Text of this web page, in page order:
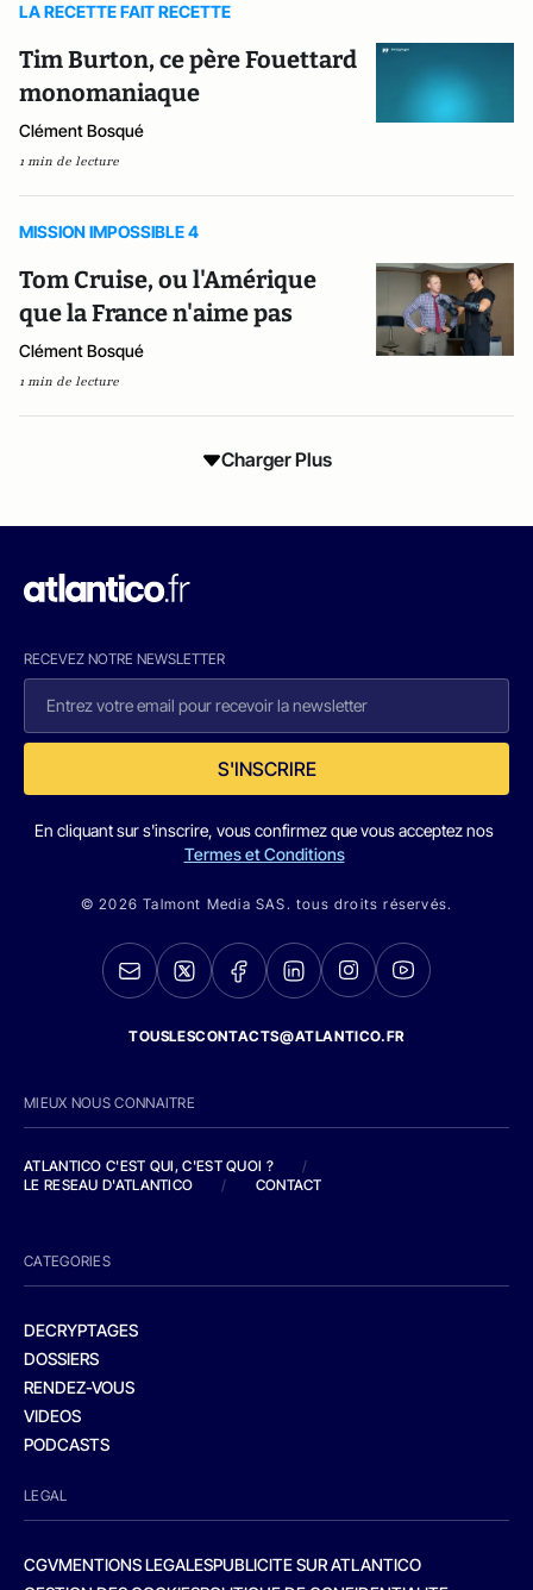
LA RECETTE FAIT RECETTE
Tim Burton, ce père Fouettard
monomaniaque
Clément Bosqué
1 min de lecture
MISSION IMPOSSIBLE 4
Tom Cruise, ou l'Amérique
que la France n'aime pas
Clément Bosqué
1 min de lecture
Charger Plus
RECEVEZ NOTRE NEWSLETTER
S'INSCRIRE
En cliquant sur s'inscrire, vous confirmez que vous acceptez nos
Termes et Conditions
© 2026 Talmont Media SAS. tous droits réservés.
TOUSLESCONTACTS@ATLANTICO.FR
MIEUX NOUS CONNAITRE
ATLANTICO C'EST QUI, C'EST QUOI ?
/
LE RESEAU D'ATLANTICO
/ CONTACT
CATEGORIES
DECRYPTAGES
DOSSIERS
RENDEZ-VOUS
VIDEOS
PODCASTS
LEGAL
CGVMENTIONS LEGALESPUBLICITE SUR ATLANTICO